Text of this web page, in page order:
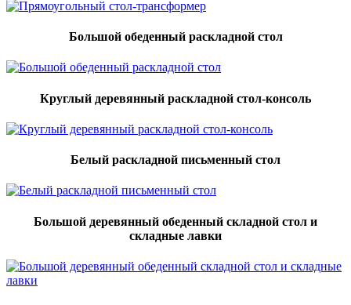
Большой обеденный раскладной стол
Круглый деревянный раскладной стол-консоль
Белый раскладной письменный стол
Большой деревянный обеденный складной стол и
складные лавки